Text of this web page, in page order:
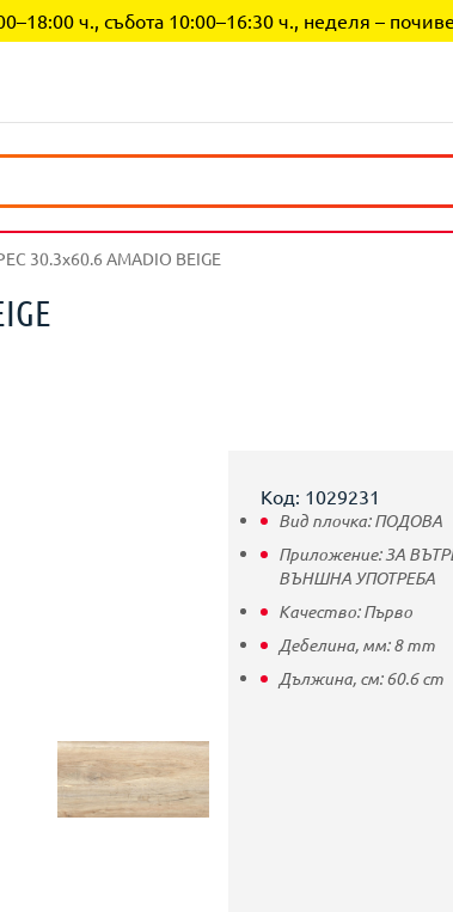
ч., събота 10:00–16:30 ч., неделя –
30.3х60.6 AMADIO BEIGE
Код: 1029231
Вид плочка:ПОДОВА
Приложение:ЗА
ВЪНШНА УПОТРЕБА
Качество:Първо
Дебелина, мм:8mm
Дължина, см:60.6cm